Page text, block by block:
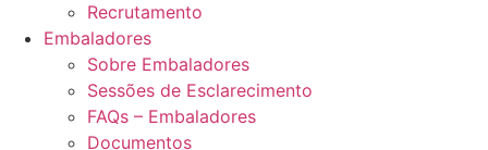
Recrutamento
Embaladores
Sobre Embaladores
Sessões de Esclarecimento
FAQs – Embaladores
Documentos